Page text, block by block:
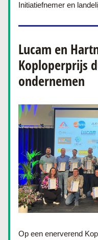
Initiatiefnemer en
Lucam en
Koploperprijs
ondernemen
Op een enerverend